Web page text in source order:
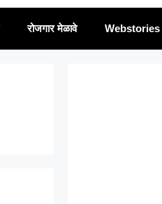
रोजगार मेळावे Webstories